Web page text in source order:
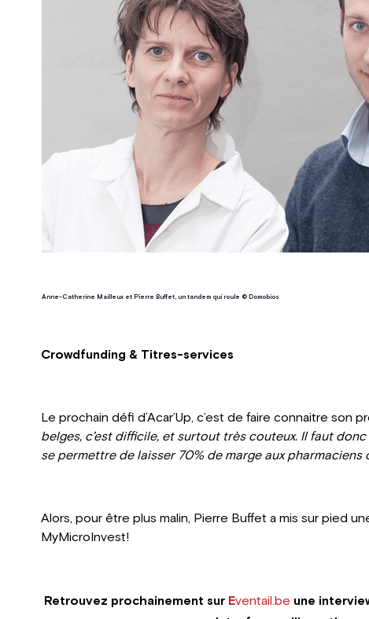
Anne-Catherine Mailleux et Pierre Buffet, un tandem qui roule © Domobios
Crowdfunding & Titres-services
Le prochain défi d’Acar’Up, c’est de faire connaitre son
belges, c’est difficile, et surtout très couteux. Il faut
se permettre de laisser 70% de marge aux pharmaciens
Alors, pour être plus malin, Pierre Buffet a mis sur pied
MyMicroInvest!
Retrouvez prochainement sur Eventail.be une